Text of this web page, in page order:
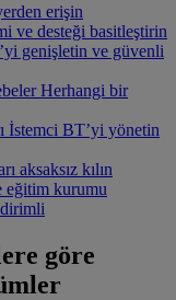
erişin
ve desteği basitleştirin
genişletin ve güvenli
Herhangi bir
İstemci BT’yi yönetin
aksaksız kılın
eğitim kurumu
göre